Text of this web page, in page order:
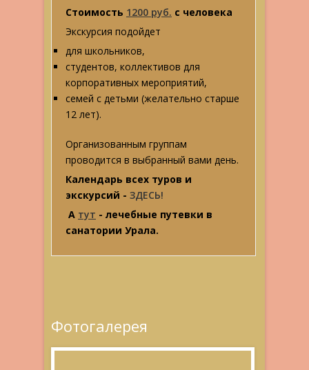
Стоимость 1200 руб. с человека
Экскурсия подойдет
для школьников,
студентов, коллективов для
корпоративных мероприятий,
семей с детьми (желательно старше
12 лет).
Организованным группам
проводится в выбранный вами день.
Календарь всех туров и
экскурсий - ЗДЕСЬ!
А тут - лечебные путевки в
санатории Урала.
Фотогалерея